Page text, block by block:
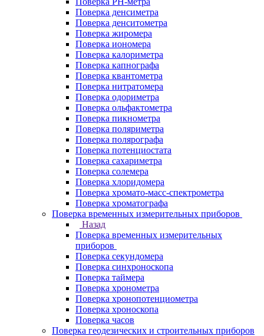
Поверка денсиметра
Поверка денситометра
Поверка жиромера
Поверка иономера
Поверка калориметра
Поверка капнографа
Поверка квантометра
Поверка нитратомера
Поверка одориметра
Поверка ольфактометра
Поверка пикнометра
Поверка поляриметра
Поверка полярографа
Поверка потенциостата
Поверка сахариметра
Поверка солемера
Поверка хлоридомера
Поверка хромато-масс-спектрометра
Поверка хроматографа
Поверка временных измерительных приборов
Назад
Поверка временных измерительных
приборов
Поверка секундомера
Поверка синхроноскопа
Поверка таймера
Поверка хронометра
Поверка хронопотенциометра
Поверка хроноскопа
Поверка часов
Поверка геодезических и строительных приборов